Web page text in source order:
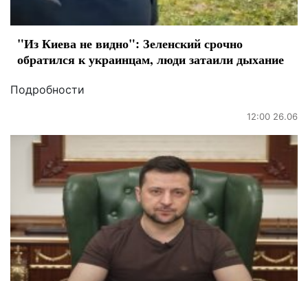
"Из Киева не видно": Зеленский срочно
обратился к украинцам, люди затаили дыхание
Подробности
12:00 26.06